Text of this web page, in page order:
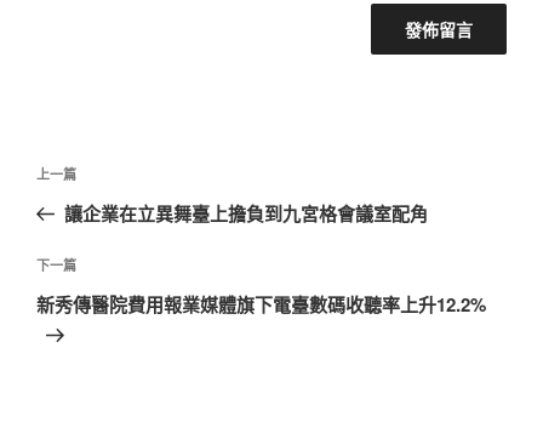
文
導
覽
上
一
文
章
上一篇
讓企業在立異舞臺上擔負到九宮格會議室配角
下
一
下一篇
新秀傳醫院費用報業媒體旗下電臺數碼收聽率上升12.2%